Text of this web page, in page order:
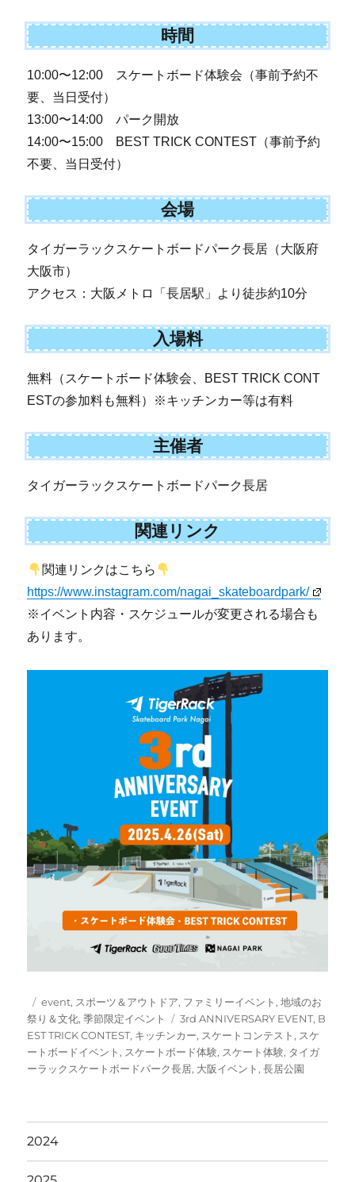
時間
10:00〜12:00 スケートボード体験会（事前予約不
要、当日受付）
13:00〜14:00 パーク開放
14:00〜15:00 BEST TRICK CONTEST（事前予約
不要、当日受付）
会場
タイガーラックスケートボードパーク長居（大阪府
大阪市）
アクセス：大阪メトロ「長居駅」より徒歩約10分
入場料
無料（スケートボード体験会、BEST TRICK CONT
ESTの参加料も無料）※キッチンカー等は有料
主催者
タイガーラックスケートボードパーク長居
関連リンク
関連リンクはこちら
https://www.instagram.com/nagai_skateboardpark/
※イベント内容・スケジュールが変更される場合も
あります。
投
稿
日:
カ
テ
ゴ
リ
ー
event, スポーツ＆アウトドア, ファミリーイベント ,地域のお
祭り＆文化,季節限定イベント
タ
グ
3rd ANNIVERSARY EVENT, B
EST TRICK CONTEST, キッチンカー, スケートコンテスト , スケ
ートボードイベント , スケートボード体験, スケート体験, タイガ
ーラックスケートボードパーク長居, 大阪イベント ,長居公園
2024